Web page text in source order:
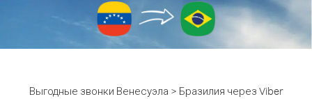
Выгодные звонки Венесуэла > Бразилия через Viber